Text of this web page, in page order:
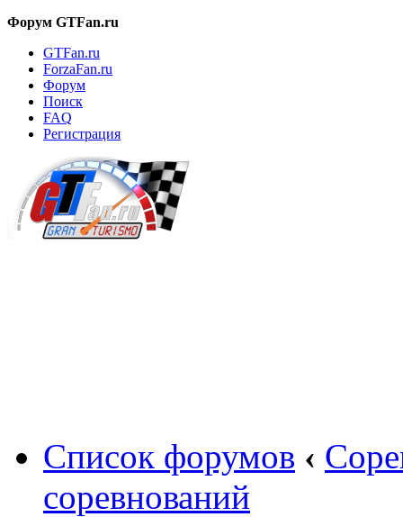
Форум GTFan.ru
GTFan.ru
ForzaFan.ru
Форум
Поиск
FAQ
Регистрация
Список форумов ‹
соревнований